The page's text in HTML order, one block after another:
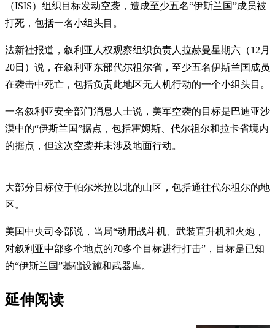
（ISIS）组织目标发动空袭，造成至少五名“伊斯兰国”成员被
打死，包括一名小组头目。
法新社报道，叙利亚人权观察组织负责人拉赫曼星期六（12月
20日）说，在叙利亚东部代尔祖尔省，至少五名伊斯兰国成员
在袭击中死亡，包括负责此地区无人机行动的一个小组头目。
一名叙利亚安全部门消息人士说，美军空袭的目标是巴迪亚沙
漠中的“伊斯兰国”据点，包括霍姆斯、代尔祖尔和拉卡省境内
的据点，但这次空袭并未涉及地面行动。
大部分目标位于帕尔米拉以北的山区，包括通往代尔祖尔的地
区。
美国中央司令部说，当局“动用战斗机、武装直升机和火炮，
对叙利亚中部多个地点的70多个目标进行打击”，目标是已知
的“伊斯兰国”基础设施和武器库。
延伸阅读